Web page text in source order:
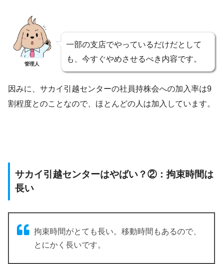
管理人
一部の支店でやっているだけだとして
も、今すぐやめさせるべき内容です。
因みに、サカイ引越センターの社員持株会への加入率は9
割程度とのことなので、ほとんどの人は加入しています。
サカイ引越センターはやばい？②：拘束時間は
長い
拘束時間がとても長い。移動時間もあるので、
とにかく長いです。